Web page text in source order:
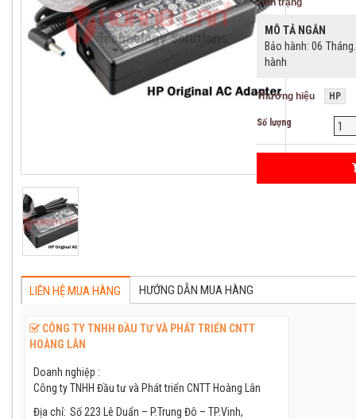
Tình trạng
MÔ TẢ NGẮN
Bảo hành: 06
hành
Thương hiệu HP
Số lượng
LIÊN HỆ MUA HÀNG HƯỚNG DẪN MUA HÀNG
CÔNG TY TNHH ĐẦU TƯ VÀ PHÁT TRIỂN CNTT
HOÀNG LÂN
Doanh nghiệp :
Công ty TNHH Đầu tư và Phát triển CNTT Hoàng Lân
Địa chỉ: Số 223 Lê Duẩn – P.Trung Đô – TP.Vinh,
25%